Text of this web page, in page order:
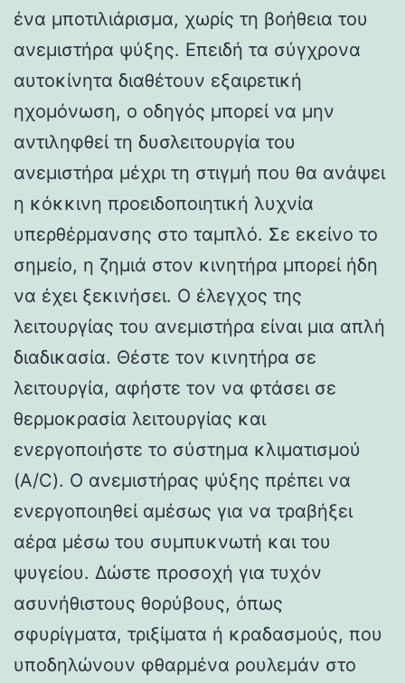
ένα μποτιλιάρισμα, χωρίς τη βοήθεια του
ανεμιστήρα ψύξης. Επειδή τα σύγχρονα
αυτοκίνητα διαθέτουν εξαιρετική
ηχομόνωση, ο οδηγός μπορεί να μην
αντιληφθεί τη δυσλειτουργία του
ανεμιστήρα μέχρι τη στιγμή που θα ανάψει
η κόκκινη προειδοποιητική λυχνία
υπερθέρμανσης στο ταμπλό. Σε εκείνο το
σημείο, η ζημιά στον κινητήρα μπορεί ήδη
να έχει ξεκινήσει. Ο έλεγχος της
λειτουργίας του ανεμιστήρα είναι μια απλή
διαδικασία. Θέστε τον κινητήρα σε
λειτουργία, αφήστε τον να φτάσει σε
θερμοκρασία λειτουργίας και
ενεργοποιήστε το σύστημα κλιματισμού
(A/C). Ο ανεμιστήρας ψύξης πρέπει να
ενεργοποιηθεί αμέσως για να τραβήξει
αέρα μέσω του συμπυκνωτή και του
ψυγείου. Δώστε προσοχή για τυχόν
ασυνήθιστους θορύβους, όπως
σφυρίγματα, τριξίματα ή κραδασμούς, που
υποδηλώνουν φθαρμένα ρουλεμάν στο